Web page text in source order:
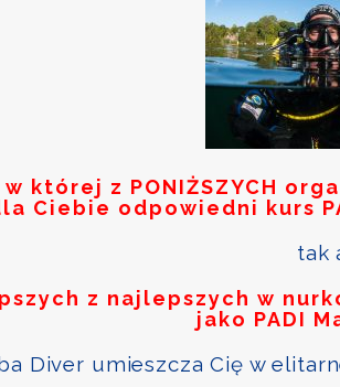
w której z PONIŻSZYCH
Ciebie odpowiedni kurs
tak
z najlepszych w
jako PADI
Diver umieszcza Cię w